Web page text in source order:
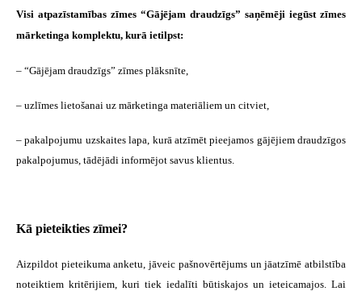
Visi atpazīstamības zīmes “Gājējam draudzīgs” saņēmēji iegūst zīmes
mārketinga komplektu, kurā ietilpst:
– “Gājējam draudzīgs” zīmes plāksnīte,
– uzlīmes lietošanai uz mārketinga materiāliem un citviet,
– pakalpojumu uzskaites lapa, kurā atzīmēt pieejamos gājējiem draudzīgos
pakalpojumus, tādējādi informējot savus klientus.
Kā pieteikties zīmei?
Aizpildot pieteikuma anketu, jāveic pašnovērtējums un jāatzīmē atbilstība
noteiktiem kritērijiem, kuri tiek iedalīti būtiskajos un ieteicamajos. Lai